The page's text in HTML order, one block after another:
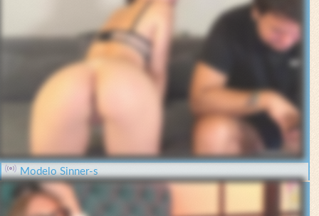
Modelo Sinner-s